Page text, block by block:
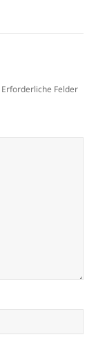
Erforderliche Felder